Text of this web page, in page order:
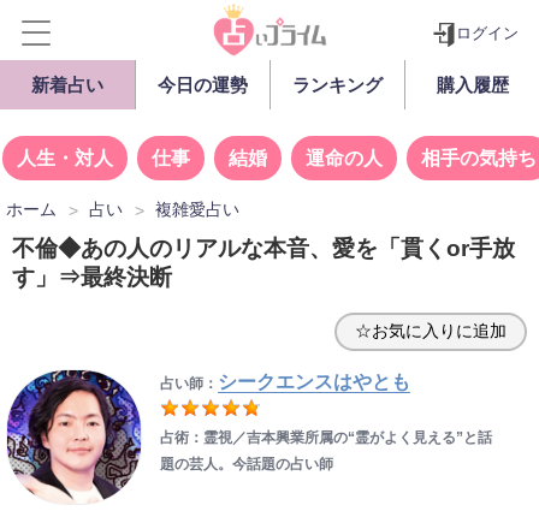
ログイン
新着占い 今日の運勢 ランキング 購入履歴
人生・対人 仕事 結婚 運命の人 相手の気持ち
ホーム 占い 複雑愛占い
不倫◆あの人のリアルな本音、愛を「貫くor手放
す」⇒最終決断
☆お気に入りに追加
占い師： シークエンスはやとも
占術：霊視／吉本興業所属の“霊がよく見える”と話
題の芸人。今話題の占い師